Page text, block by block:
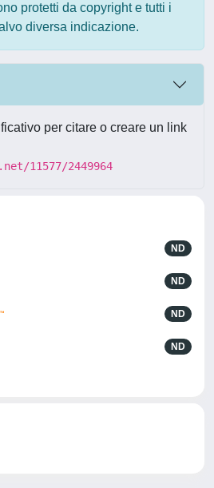
protetti da copyright e tutti i
diversa indicazione.
per citare o creare un link
11577/2449964
ND
ND
ND
ND